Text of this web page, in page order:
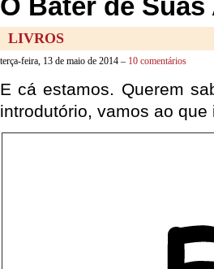
O Bater de
LIVROS
terça-feira, 13 de maio de 2014 – 10 comentários
E cá estamos. Querem
introdutório, vamos ao que